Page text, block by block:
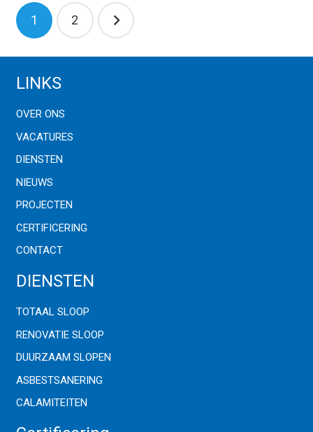
Berichtnavigatie
1 2
LINKS
OVER ONS
VACATURES
DIENSTEN
NIEUWS
PROJECTEN
CERTIFICERING
CONTACT
DIENSTEN
TOTAAL SLOOP
RENOVATIE SLOOP
DUURZAAM SLOPEN
ASBESTSANERING
CALAMITEITEN